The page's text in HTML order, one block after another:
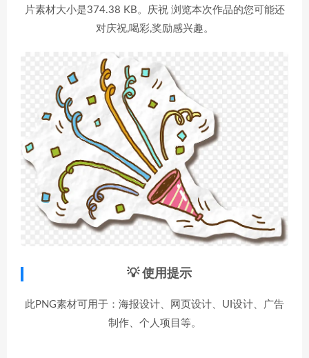
片素材大小是374.38 KB。庆祝 浏览本次作品的您可能还
对庆祝,喝彩,奖励感兴趣。
💡 使用提示
此PNG素材可用于：海报设计、网页设计、UI设计、广告
制作、个人项目等。